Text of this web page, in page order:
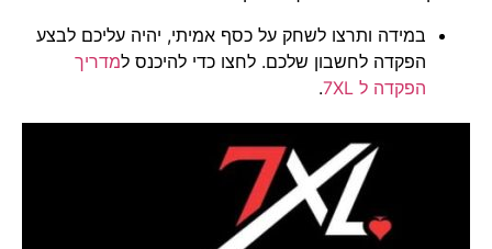
במידה ותרצו לשחק על כסף אמיתי, יהיה עליכם לבצע
הפקדה לחשבון שלכם. לחצו כדי להיכנס ל מדריך
הפקדה ל 7XL
.